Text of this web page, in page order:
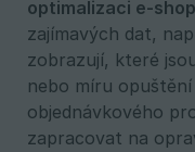
optimalizaci e-
zajímavých dat,
zobrazují, které
nebo míru
objednávkového
zapracovat na